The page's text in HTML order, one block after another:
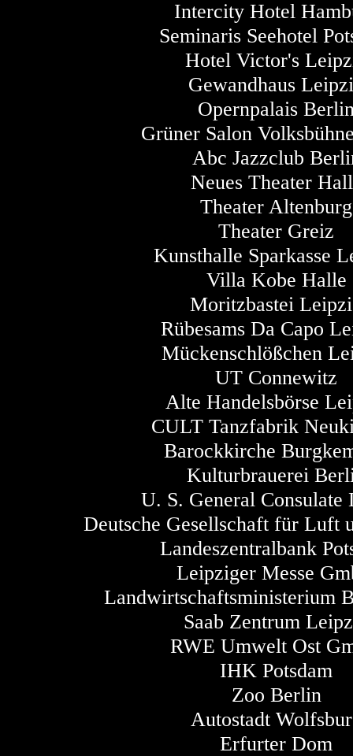
Intercity Hotel
Seminaris Seehotel
Hotel Victor's
Gewandhaus
Opernpalais
Grüner Salon
Abc Jazzclub
Neues Theater
Theater Altenburg
Theater Greiz
Kunsthalle Sparkasse
Villa Kobe Halle
Moritzbastei
Rübesams Da Capo
Mückenschlößchen
UT Connewitz
Alte Handelsbörse
CULT Tanzfabrik
Barockkirche
Kulturbrauerei
U. S. General Consulate
Deutsche Gesellschaft für Luft
Landeszentralbank
Leipziger Messe
Landwirtschaftsministerium
Saab Zentrum
RWE Umwelt Ost
IHK Potsdam
Zoo Berlin
Autostadt
Erfurter Dom